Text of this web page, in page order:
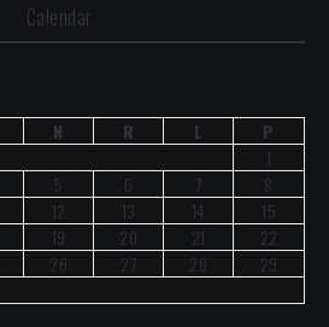
Calendar
N R L
P
1
5 6 7
8
12 13 14
15
19 20 21
22
26 27 28
29